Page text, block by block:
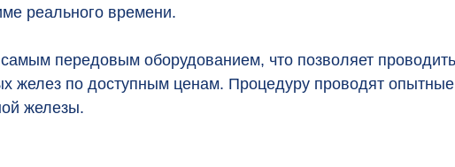
реального времени.
передовым оборудованием, что позволяет проводить
желез по доступным ценам. Процедуру проводят
железы.